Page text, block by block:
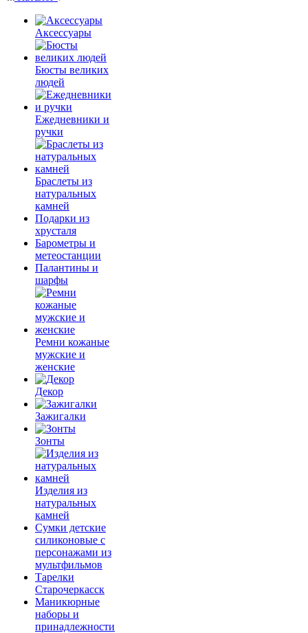
Аксессуары
Бюсты великих
людей
Ежедневники и
ручки
Браслеты из
натуральных
камней
Подарки из
хрусталя
Барометры и
метеостанции
Палантины и
шарфы
Ремни кожаные
мужские и
женские
Декор
Зажигалки
Зонты
Изделия из
натуральных
камней
Сумки детские
силиконовые с
персонажами из
мультфильмов
Тарелки
Старочеркасск
Маникюрные
наборы и
принадлежности